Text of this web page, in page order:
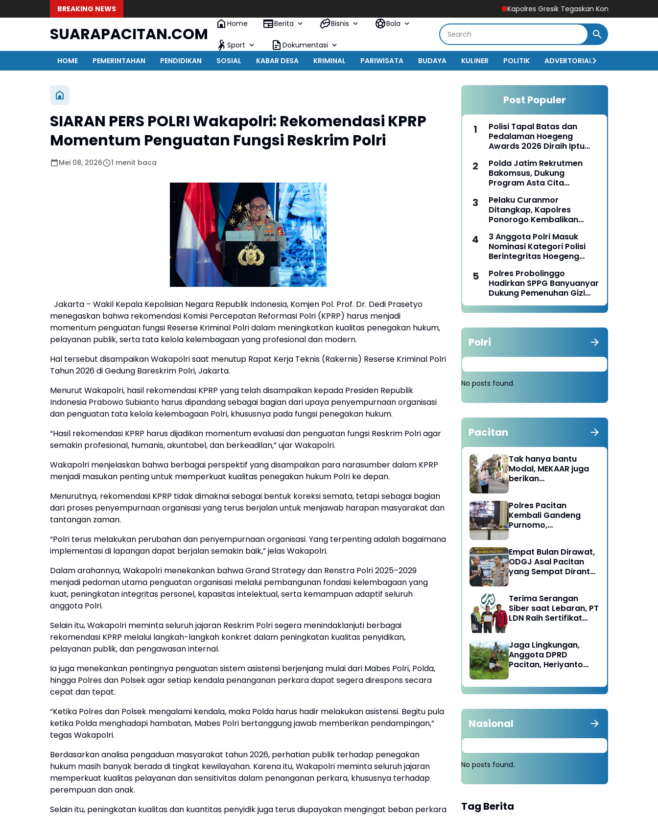
BREAKING NEWS Kapolres Gresik Tegaskan Komitmen Polri Dukung
SUARAPACITAN.COM
Home Berita Bisnis Bola
Sport
Dokumentasi
HOME
PEMERINTAHAN PENDIDIKAN SOSIAL KABAR DESA KRIMINAL PARIWISATA BUDAYA KULINER POLITIK ADVERTORIAL
SIARAN PERS POLRI Wakapolri: Rekomendasi KPRP
Momentum Penguatan Fungsi Reskrim Polri
Mei 08, 2026 1 menit baca
Jakarta – Wakil Kepala Kepolisian Negara Republik Indonesia, Komjen Pol. Prof. Dr. Dedi Prasetyo
menegaskan bahwa rekomendasi Komisi Percepatan Reformasi Polri (KPRP) harus menjadi
momentum penguatan fungsi Reserse Kriminal Polri dalam meningkatkan kualitas penegakan hukum,
pelayanan publik, serta tata kelola kelembagaan yang profesional dan modern.
Hal tersebut disampaikan Wakapolri saat menutup Rapat Kerja Teknis (Rakernis) Reserse Kriminal Polri
Tahun 2026 di Gedung Bareskrim Polri, Jakarta.
Menurut Wakapolri, hasil rekomendasi KPRP yang telah disampaikan kepada Presiden Republik
Indonesia Prabowo Subianto harus dipandang sebagai bagian dari upaya penyempurnaan organisasi
dan penguatan tata kelola kelembagaan Polri, khususnya pada fungsi penegakan hukum.
“Hasil rekomendasi KPRP harus dijadikan momentum evaluasi dan penguatan fungsi Reskrim Polri agar
semakin profesional, humanis, akuntabel, dan berkeadilan,” ujar Wakapolri.
Wakapolri menjelaskan bahwa berbagai perspektif yang disampaikan para narasumber dalam KPRP
menjadi masukan penting untuk memperkuat kualitas penegakan hukum Polri ke depan.
Menurutnya, rekomendasi KPRP tidak dimaknai sebagai bentuk koreksi semata, tetapi sebagai bagian
dari proses penyempurnaan organisasi yang terus berjalan untuk menjawab harapan masyarakat dan
tantangan zaman.
“Polri terus melakukan perubahan dan penyempurnaan organisasi. Yang terpenting adalah bagaimana
implementasi di lapangan dapat berjalan semakin baik,” jelas Wakapolri.
Dalam arahannya, Wakapolri menekankan bahwa Grand Strategy dan Renstra Polri 2025–2029
menjadi pedoman utama penguatan organisasi melalui pembangunan fondasi kelembagaan yang
kuat, peningkatan integritas personel, kapasitas intelektual, serta kemampuan adaptif seluruh
anggota Polri.
Selain itu, Wakapolri meminta seluruh jajaran Reskrim Polri segera menindaklanjuti berbagai
rekomendasi KPRP melalui langkah-langkah konkret dalam peningkatan kualitas penyidikan,
pelayanan publik, dan pengawasan internal.
Ia juga menekankan pentingnya penguatan sistem asistensi berjenjang mulai dari Mabes Polri, Polda,
hingga Polres dan Polsek agar setiap kendala penanganan perkara dapat segera direspons secara
cepat dan tepat.
“Ketika Polres dan Polsek mengalami kendala, maka Polda harus hadir melakukan asistensi. Begitu pula
ketika Polda menghadapi hambatan, Mabes Polri bertanggung jawab memberikan pendampingan,”
tegas Wakapolri.
Berdasarkan analisa pengaduan masyarakat tahun 2026, perhatian publik terhadap penegakan
hukum masih banyak berada di tingkat kewilayahan. Karena itu, Wakapolri meminta seluruh jajaran
memperkuat kualitas pelayanan dan sensitivitas dalam penanganan perkara, khususnya terhadap
perempuan dan anak.
Selain itu, peningkatan kualitas dan kuantitas penyidik juga terus diupayakan mengingat beban perkara
Post Populer
Polisi Tapal Batas dan
Pedalaman Hoegeng
Awards 2026 Diraih Iptu
Pengabdian Humanis di
Nduga
Polda Jatim Rekrutmen
Bakomsus, Dukung
Program Asta Cita
Pelaku Curanmor
Ditangkap, Kapolres
Ponorogo Kembalikan
3 Anggota Polri Masuk
Nominasi Kategori Polisi
Berintegritas Hoegeng
Polres Probolinggo
Hadirkan SPPG Banyuanyar
Dukung Pemenuhan Gizi
Nasional
Polri
No posts found.
Pacitan
Tak hanya bantu
Modal, MEKAAR juga
berikan
Dapur Tetap Ngebul
Polres Pacitan
Kembali Gandeng
Purnomo,
Rehabilitasi
Empat Bulan Dirawat,
ODGJ Asal Pacitan
yang Sempat Dirantai
Terima Serangan
Siber saat Lebaran, PT
LDN Raih Sertifikat
Karesidenan Madiun
Raya
Jaga Lingkungan,
Anggota DPRD
Pacitan, Heriyanto
Tebang 100 Pohon
diganti Tanam 1000
Nasional
No posts found.
Tag Berita